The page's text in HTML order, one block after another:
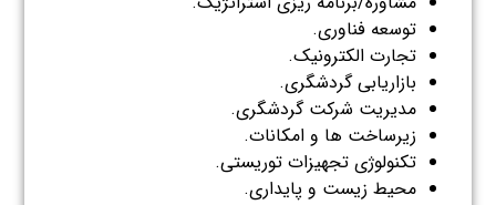
توسعه فناوری.
تجارت الکترونیک.
بازاریابی گردشگری.
مدیریت شرکت گردشگری.
زیرساخت ها و امکانات.
تکنولوژی تجهیزات توریستی.
محیط زیست و پایداری.